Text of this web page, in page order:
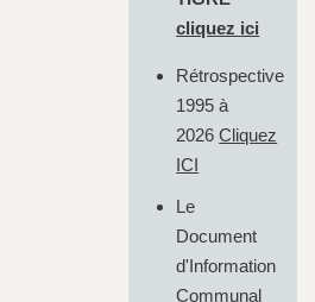
cliquez ici
Rétrospective
1995 à
2026Cliquez
ICI
Le
Document
d'Information
Communal